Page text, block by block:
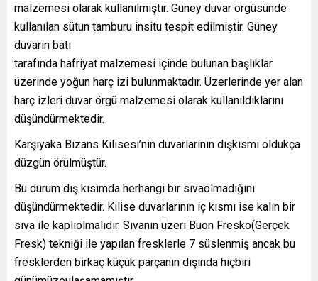
malzemesi olarak kullanılmıştır. Güney duvar örgüsünde
kullanılan sütun tamburu insitu tespit edilmiştir. Güney
duvarın batı
tarafında hafriyat malzemesi içinde bulunan başlıklar
üzerinde yoğun harç izi bulunmaktadır. Üzerlerinde yer alan
harç izleri duvar örgü malzemesi olarak kullanıldıklarını
düşündürmektedir.
Karşıyaka Bizans Kilisesi’nin duvarlarının dışkısmı oldukça
düzgün örülmüştür.
Bu durum dış kısımda herhangi bir sıvaolmadığını
düşündürmektedir. Kilise duvarlarının iç kısmı ise kalın bir
sıva ile kaplıolmalıdır. Sıvanın üzeri Buon Fresko(Gerçek
Fresk) tekniği ile yapılan fresklerle 7 süslenmiş ancak bu
fresklerden birkaç küçük parçanın dışında hiçbiri